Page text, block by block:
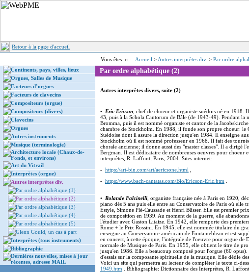
Retour à la page d'accueil
Vous êtes ici : Accueil > Autres interprètes div. > Par ordre
Continents, pays, villes, lieux
Orgues, Salles de Musique
Facteurs d’orgues
Facteurs de clavecins
Compositeurs (orgue)
Compositeurs (divers)
Clavecins
Orgues
Autres instruments
Musique (terminologie)
Architecture locale (Chaux-de-
Fonds, et environs)
Art du Vitrail
Interprètes (orgue)
Autres interprètes div.
Par ordre alphabétique (1)
Par ordre alphabétique (2)
Par ordre alphabétique (3)
Par ordre alphabétique (4)
Par ordre alphabétique (5)
Glenn Gould, un cas à part
Interprètes (tous instruments)
Bibliographie
Dernières nouvelles, mises à jour
récentes, adresse MAIL
Par ordre alphabétique (2)
Autres interprètes divers, suite (2)
• Eric Ericson , chef de choeur et organiste suédois né en
43, puis à la Schola Cantorum de Bâle (de 1943-49). Pendant la
Bromma, puis il est nommé organiste et cantor de la
chambre de Stockholm. En 1988, il fonde son propre choeur:
Suédoise dont il assure la direction jusqu'en 1984. Il enseigne
Stockholm où il est nommé professeur en 1968. Il fait des
chorale ancienne; il donne aussi des "master classes". Il a dirigé
Bergman. Il est dédicataire de nombreuses oeuvres pour
interprètes, R. Laffont, Paris, 2004. Sites internet:
- https://art-bin.com/art/aericsone.html
- https://www.bach-cantatas.com/Bio/Ericson-Eric.htm
• Rolande Falcinelli , organiste française née à Paris en 1920,
piano dès 5 ans puis elle entre au Conservatoire de Paris où elle
Estyle, Simone Plé-Caussade et Henri Büsser. Elle est premier
de composition en 1939. Au moment de la guerre, elle
l'étudier avec Gaston Litaize. En 1942, elle remporte des
Rome + le Prix Rossini. En 1945, elle est nommée titulaire du
enseigne au Conservatoire américain de Fontainebleau et est
en concert, à cette époque, l'intégrale de l'oeuvre pour orgue de
normale de Musique de Paris. En 1955, elle obtient le titre de
jusqu'en 1986. Elle a beaucoup composé pour l'orgue (60
d'essais sur la composante spirituelle de la musique. Elle dédie
Voici un site qui permettra au lecteur de compléter le texte ci-
1949.htm . Bibliographie: Dictionnaire des Interprètes, R.